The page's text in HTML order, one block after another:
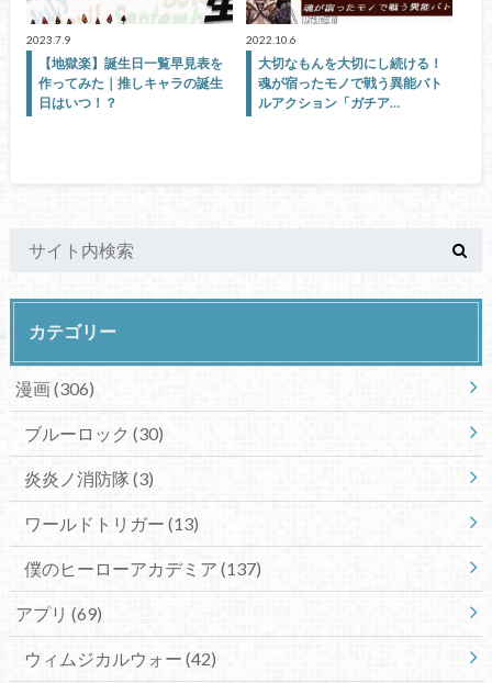
2023.7.9
【地獄楽】誕生日一覧早見表を
作ってみた｜推しキャラの誕生
日はいつ！？
2022.10.6
大切なもんを大切にし続ける！
魂が宿ったモノで戦う異能バト
ルアクション「ガチア…
カテゴリー
漫画(306)
ブルーロック (30)
炎炎ノ消防隊 (3)
ワールドトリガー (13)
僕のヒーローアカデミア (137)
アプリ (69)
ウィムジカルウォー (42)